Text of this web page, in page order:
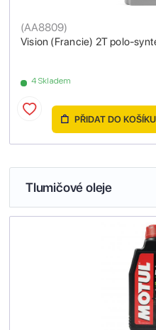
Vision (Francie) 2T polo-
(AA8809)
4 Skladem
PŘIDAT DO KOŠÍKU
Tlumičové oleje